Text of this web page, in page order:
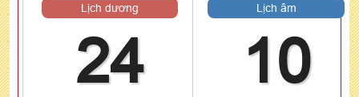
Lịch dương
24
Lịch âm
10